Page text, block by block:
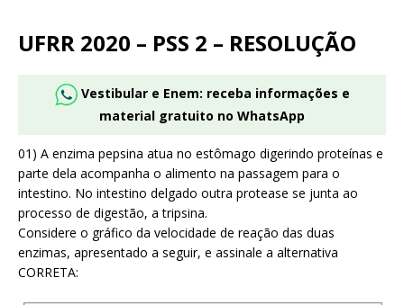
UFRR 2020 – PSS 2 – RESOLUÇÃO
Vestibular e Enem: receba informações e
material gratuito no WhatsApp
01) A enzima pepsina atua no estômago digerindo proteínas e
parte dela acompanha o alimento na passagem para o
intestino. No intestino delgado outra protease se junta ao
processo de digestão, a tripsina.
Considere o gráfico da velocidade de reação das duas
enzimas, apresentado a seguir, e assinale a alternativa
CORRETA: